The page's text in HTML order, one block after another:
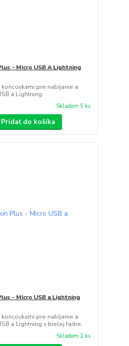
- Micro USB A Lightning
pre nabíjanie a
a Lightning.
Skladom 5 ks
Pridať do košíka
- Micro USB a Lightning
pre nabíjanie a
a Lightning v bielej farbe.
Skladom 2 ks